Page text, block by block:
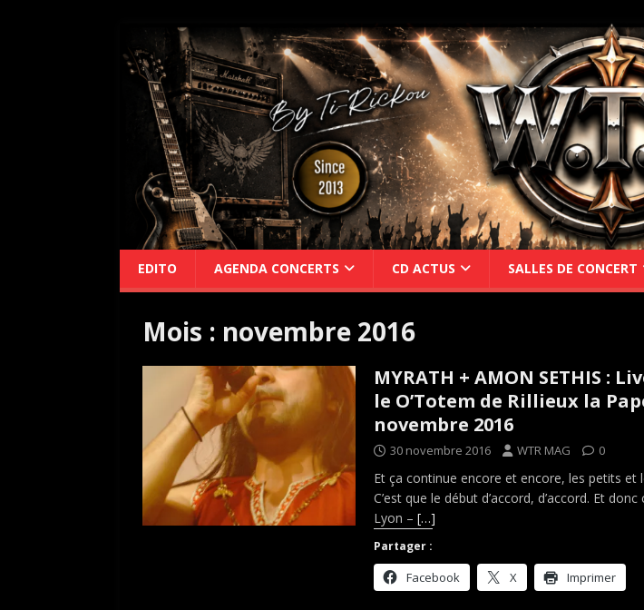
EDITO AGENDA CONCERTS CD ACTUS SALLES DE CONCERT
Mois : novembre 2016
MYRATH + AMON SETHIS :
le O’Totem de Rillieux la
novembre 2016
30 novembre 2016 WTR MAG 0
Et ça continue encore et encore, les petits et
C’est que le début d’accord, d’accord. Et
Lyon – […]
Partager :
Facebook X Imprimer